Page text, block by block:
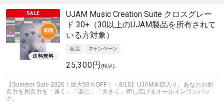
UJAM Music Creation Suite クロスグレー
ド 30+（30以上のUJAM製品を所有されて
いる方対象）
25,300円 (税込)
【Summer Sale 2026！最大93％OFF！～8/16】UJAM全部入り。あなたの創
造力を創造力を「速く」「楽に」「大きく」押し広げるオールインワンパッ
ク。